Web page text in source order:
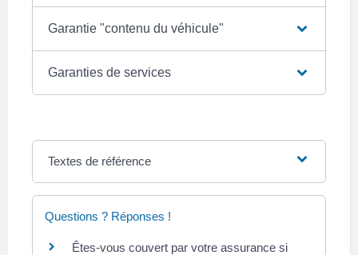
Garantie "contenu du véhicule"
Garanties de services
Textes de référence
Questions ? Réponses !
Êtes-vous couvert par votre assurance si